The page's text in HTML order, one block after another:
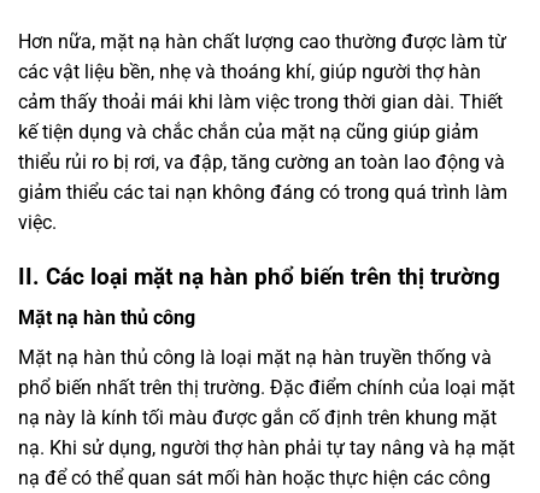
Hơn nữa, mặt nạ hàn chất lượng cao thường được làm từ
các vật liệu bền, nhẹ và thoáng khí, giúp người thợ hàn
cảm thấy thoải mái khi làm việc trong thời gian dài. Thiết
kế tiện dụng và chắc chắn của mặt nạ cũng giúp giảm
thiểu rủi ro bị rơi, va đập, tăng cường an toàn lao động và
giảm thiểu các tai nạn không đáng có trong quá trình làm
việc.
II. Các loại mặt nạ hàn phổ biến trên thị trường
Mặt nạ hàn thủ công
Mặt nạ hàn thủ công là loại mặt nạ hàn truyền thống và
phổ biến nhất trên thị trường. Đặc điểm chính của loại mặt
nạ này là kính tối màu được gắn cố định trên khung mặt
nạ. Khi sử dụng, người thợ hàn phải tự tay nâng và hạ mặt
nạ để có thể quan sát mối hàn hoặc thực hiện các công